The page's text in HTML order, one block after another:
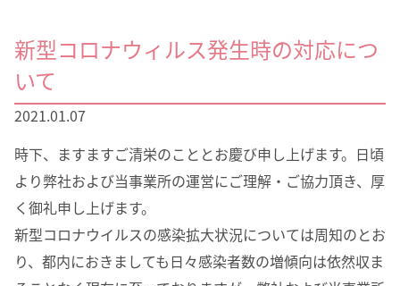
個人情報保護方針
新型コロナウィルス発生時の対応につ
いて
2021.01.07
時下、ますますご清栄のこととお慶び申し上げます。日頃
より弊社および当事業所の運営にご理解・ご協力頂き、厚
く御礼申し上げます。
新型コロナウイルスの感染拡大状況については周知のとお
り、都内におきましても日々感染者数の増傾向は依然収ま